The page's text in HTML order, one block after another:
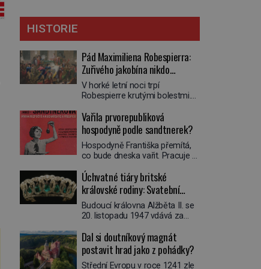
HISTORIE
Pád Maximiliena Robespierra:
Zuřivého jakobína nikdo
nelitoval?
V horké letní noci trpí
Robespierre krutými bolestmi.
víří kolotoč myšlenek. Když se
probere z mdlob, vzpomene si
na jednu z pařížských
jasnovidek, kterou před lety
navštívil. Prorokovala mu
vysmál. „Robespierre to
dotáhne hodně daleko,“
prohlásil o něm jiný významný
francouzský revolucionář,
Honoré de Mirabeau […]
Vařila prvorepubliková
hospodyně podle sandtnerek?
Hospodyně Františka přemítá,
co bude dneska vařit. Pracuje v
mlsný jazýček. Zalistuje proto
rychle v jedné ze „sandtnerek“.
„Zaplaťpánbůh, že už
nemusíme chodit s lístky,“
povzdechne si směrem ke
ruce. Ještě v prvních letech
nové republiky fungoval kvůli
nedostatku zboží přídělový
Úchvatné tiáry britské
královské rodiny: Svatební
klenot Alžbětě II. praskl
Budoucí královna Alžběta II. se
20. listopadu 1947 vdává za
Mountbattena. Aby měla na
obřad ve Westminsteru podle
tradice „něco vypůjčeného“, její
Dal si doutníkový magnát
postavit hrad jako z pohádky?
Střední Evropu v roce 1241 zle